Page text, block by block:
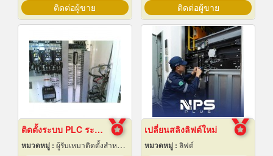
ติดต่อผู้ขาย ติดต่อผู้ขาย
ติดตั้งระบบ PLC ระยอง
หมวดหมู่ : ผู้รับเหมาติดตั้งสำหรับบ้านและโรงงานไฟฟ้า
เปลี่ยนสลิงลิฟต์ใหม่
หมวดหมู่ : ลิฟต์